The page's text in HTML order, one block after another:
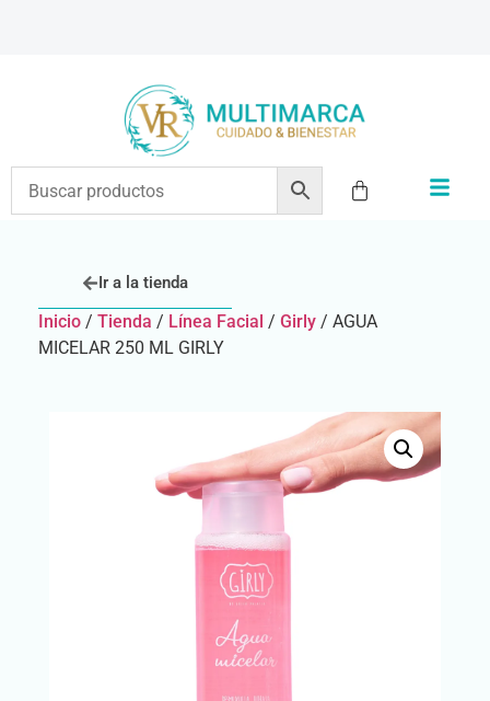
Ir a la tienda
Inicio / Tienda / Línea Facial / Girly / AGUA
MICELAR 250 ML GIRLY